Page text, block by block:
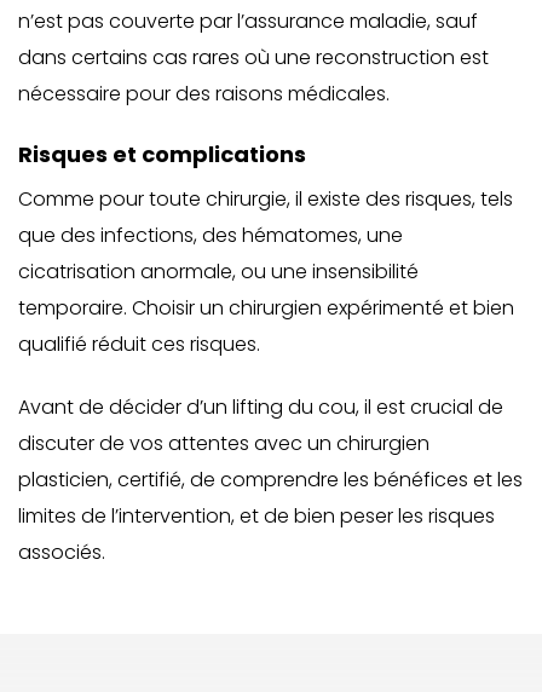
n’est pas couverte par l’assurance maladie, sauf
dans certains cas rares où une reconstruction est
nécessaire pour des raisons médicales.
Risques et complications
Comme pour toute chirurgie, il existe des risques, tels
que des infections, des hématomes, une
cicatrisation anormale, ou une insensibilité
temporaire. Choisir un chirurgien expérimenté et bien
qualifié réduit ces risques.
Avant de décider d’un lifting du cou, il est crucial de
discuter de vos attentes avec un chirurgien
plasticien, certifié, de comprendre les bénéfices et les
limites de l’intervention, et de bien peser les risques
associés.